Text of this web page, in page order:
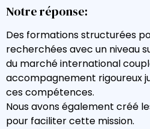
Notre réponse:
Des formations structurées
recherchées avec un niveau
du marché international
accompagnement rigoureux
ces compétences.
Nous avons également créé
pour faciliter cette mission.